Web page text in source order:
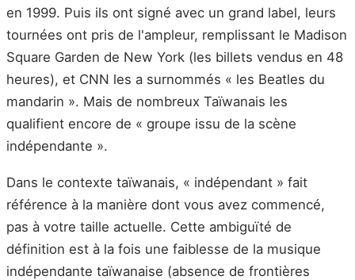
en 1999. Puis ils ont signé avec un grand label, leurs
tournées ont pris de l'ampleur, remplissant le Madison
Square Garden de New York (les billets vendus en 48
heures), et CNN les a surnommés « les Beatles du
mandarin ». Mais de nombreux Taïwanais les
qualifient encore de « groupe issu de la scène
indépendante ».
Dans le contexte taïwanais, « indépendant » fait
référence à la manière dont vous avez commencé,
pas à votre taille actuelle. Cette ambiguïté de
définition est à la fois une faiblesse de la musique
indépendante taïwanaise (absence de frontières